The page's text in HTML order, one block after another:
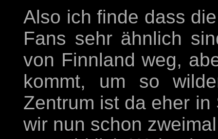
Also ich finde dass
Fans sehr ähnlich
von Finnland weg,
kommt, um so
Zentrum ist da eher
wir nun schon